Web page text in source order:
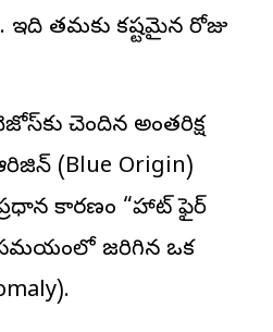
ఇది తమకు కష్టమైన రోజు
చెందిన అంతరిక్ష
(Blue Origin)
కారణం “హాట్ ఫైర్
సమయంలో జరిగిన ఒక